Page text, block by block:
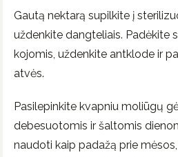
Gautą nektarą supilkite į
uždenkite dangteliais. Padėkite
kojomis, uždenkite antklode ir
atvės.
Pasilepinkite kvapniu moliūgų
debesuotomis ir šaltomis
naudoti kaip padažą prie